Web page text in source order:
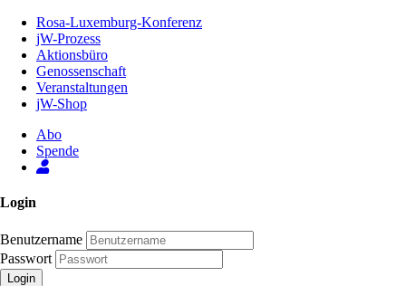
Inhalt
Seite
Rosa-Luxemburg-Konferenz
jW-Prozess
Aktionsbüro
Genossenschaft
Veranstaltungen
jW-Shop
Abo
Spende
Login
Benutzername
Passwort
Login